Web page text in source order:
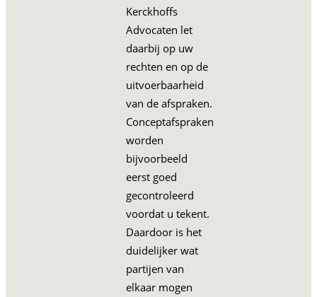
Kerckhoffs
Advocaten let
daarbij op uw
rechten en op de
uitvoerbaarheid
van de afspraken.
Conceptafspraken
worden
bijvoorbeeld
eerst goed
gecontroleerd
voordat u tekent.
Daardoor is het
duidelijker wat
partijen van
elkaar mogen